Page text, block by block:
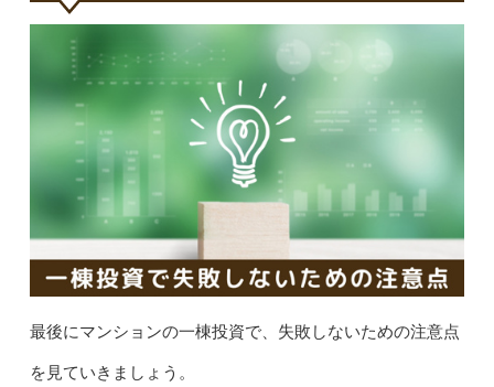
最後にマンションの一棟投資で、失敗しないための注意点
を見ていきましょう。